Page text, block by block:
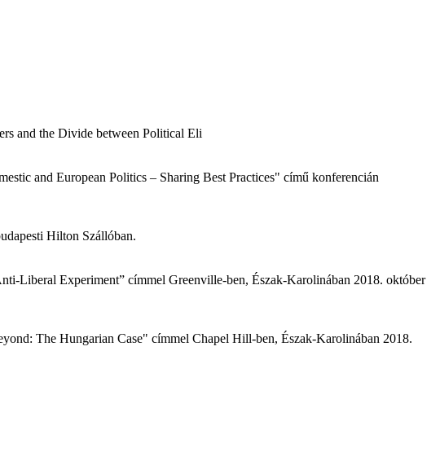
and the Divide between Political Eli
and European Politics – Sharing Best Practices" című konferencián
Hilton Szállóban.
Liberal Experiment” címmel Greenville-ben, Észak-Karolinában 2018. október
The Hungarian Case" címmel Chapel Hill-ben, Észak-Karolinában 2018.